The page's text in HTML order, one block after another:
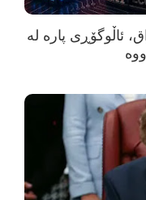
ئاڵوگۆڕی پارە لە